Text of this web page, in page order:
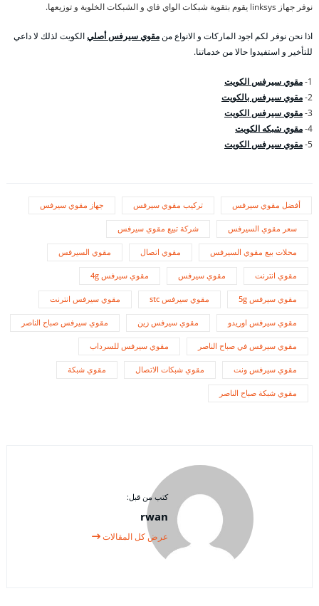
نوفر جهاز linksys يقوم بتقوية شبكات الواي فاي و الشبكات الخلوية و توزيعها.
اذا نحن نوفر لكم اجود الماركات و الانواع منمقوي سيرفس أصليالكويت لذلك لا داعي
للتأخير و استفيدوا حالا من خدماتنا.
1- مقوي سيرفس الكويت
2- مقوي سيرفس بالكويت
3- مقوي سيرفس الكويت
4- مقوي شبكه الكويت
5- مقوي سيرفس الكويت
أفضل مقوي سيرفس تركيب مقوي سيرفس جهاز مقوي سيرفس
سعر مقوي السيرفس شركة تبيع مقوي سيرفس
محلات بيع مقوي السيرفس مقوي اتصال مقوي السيرفس
مقوي انترنت مقوي سيرفس مقوي سيرفس 4g
مقوي سيرفس 5g مقوي سيرفس stc مقوي سيرفس انترنت
مقوي سيرفس اوريدو مقوي سيرفس زين مقوي سيرفس صباح الناصر
مقوي سيرفس في صباح الناصر مقوي سيرفس للسرداب
مقوي سيرفس ونت مقوي شبكات الاتصال مقوي شبكة
مقوي شبكة صباح الناصر
كتب من قبل:
rwan
عرض كل المقالات